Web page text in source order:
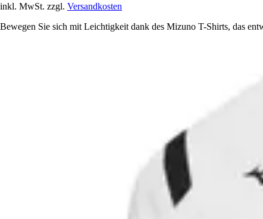
inkl. MwSt. zzgl. Versandkosten
Bewegen Sie sich mit Leichtigkeit dank des Mizuno T-Shirts, das